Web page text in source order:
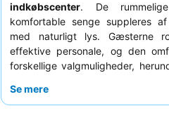
indkøbscenter. De
komfortable senge suppleres
med naturligt lys. Gæsterne
effektive personale, og den
forskellige valgmuligheder,
værelse, der vender væk
Se mere